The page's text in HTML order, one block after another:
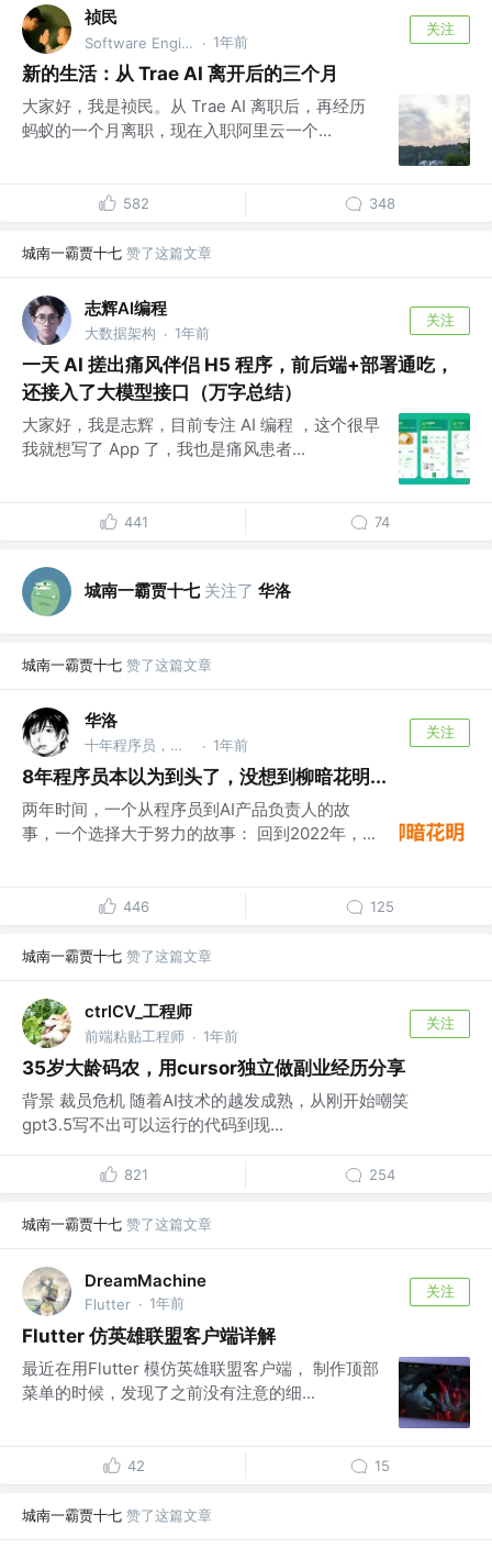
祯民
Software Engineer @alibaba · 1年前
关注
新的生活：从 Trae AI 离开后的三个月
大家好，我是祯民。从 Trae AI 离职后，再经历
蚂蚁的一个月离职，现在入职阿里云一个...
582 348
城南一霸贾十七 赞了这篇文章
志辉AI编程
大数据架构 · 1年前
关注
一天 AI 搓出痛风伴侣 H5 程序，前后端+部署通吃，
还接入了大模型接口（万字总结）
大家好，我是志辉，目前专注 AI 编程 ，这个很早
我就想写了 App 了，我也是痛风患者...
441 74
城南一霸贾十七 关注了 华洛
城南一霸贾十七 赞了这篇文章
华洛
十年程序员，现AI产品负责人，AI产品升级专家。 · 1年前
关注
8年程序员本以为到头了，没想到柳暗花明...
两年时间，一个从程序员到AI产品负责人的故
事，一个选择大于努力的故事： 回到2022年，...
446 125
城南一霸贾十七 赞了这篇文章
ctrlCV_工程师
前端粘贴工程师 · 1年前
关注
35岁大龄码农，用cursor独立做副业经历分享
背景 裁员危机 随着AI技术的越发成熟，从刚开始嘲笑
gpt3.5写不出可以运行的代码到现...
821 254
城南一霸贾十七 赞了这篇文章
DreamMachine
Flutter · 1年前
关注
Flutter 仿英雄联盟客户端详解
最近在用Flutter 模仿英雄联盟客户端， 制作顶部
菜单的时候，发现了之前没有注意的细...
42 15
城南一霸贾十七 赞了这篇文章